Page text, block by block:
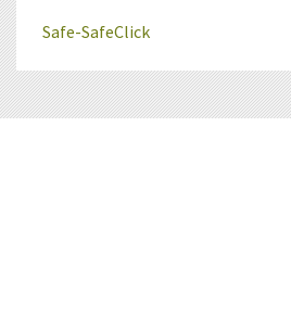
Safe-SafeClick